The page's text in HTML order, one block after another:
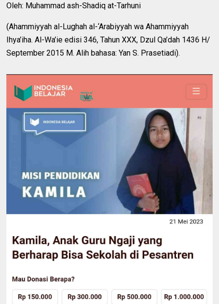
Oleh: Muhammad ash-Shadiq at-Tarhuni
(Ahammiyyah al-Lughah al-‘Arabiyyah wa Ahammiyyah
Ihya’iha. Al-Wa’ie edisi 346, Tahun XXX, Dzul Qa’dah 1436 H/
September 2015 M. Alih bahasa: Yan S. Prasetiadi).